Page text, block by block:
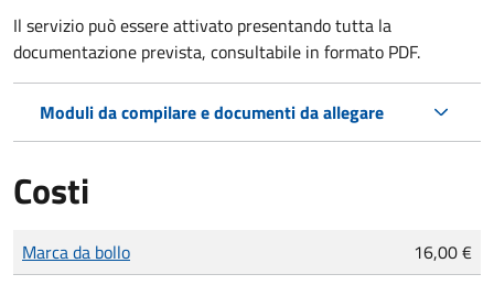
Il servizio può essere attivato presentando tutta la
documentazione prevista, consultabile in formato PDF.
Moduli da compilare e documenti da allegare
Costi
Tipo di pagamento
Importo
Marca da bollo 16,00 €